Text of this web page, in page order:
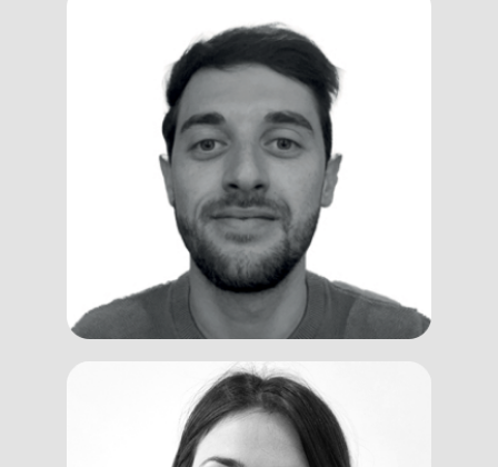
Federico
Scirpa
Designer, Trainer, Assessor e VR
Specialist